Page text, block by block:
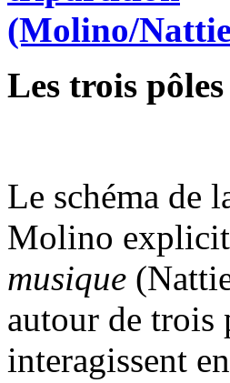
Les trois
Le schéma de
Molino
musique
autour de trois
interagissent